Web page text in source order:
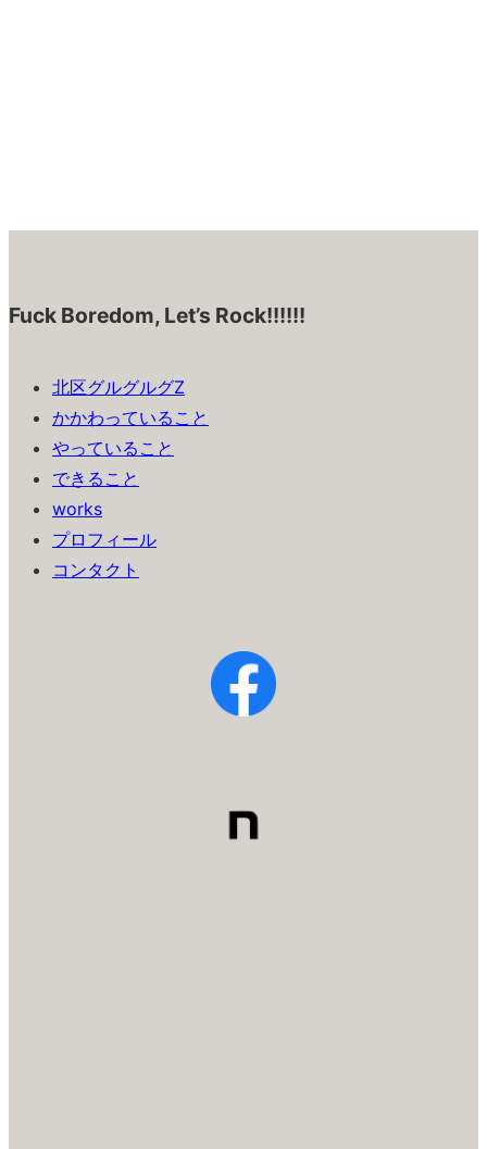
Fuck Boredom, Let’s Rock!!!!!!
北区グルグルグZ
かかわっていること
やっていること
できること
works
プロフィール
コンタクト